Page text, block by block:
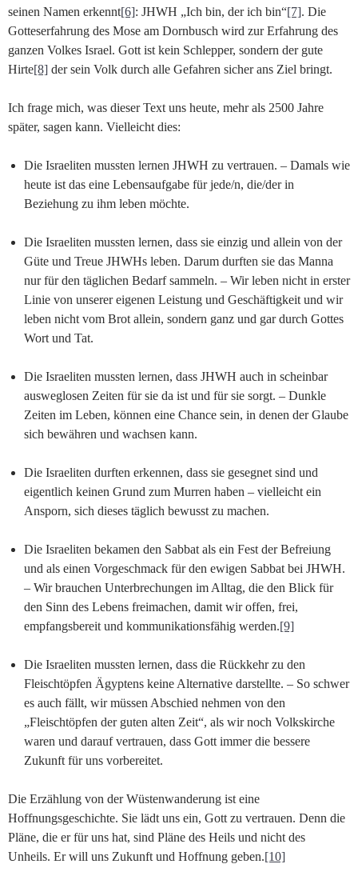
seinen Namen erkennt[6]: JHWH „Ich bin, der ich bin“[7]. Die
Gotteserfahrung des Mose am Dornbusch wird zur Erfahrung des
ganzen Volkes Israel. Gott ist kein Schlepper, sondern der gute
Hirte[8] der sein Volk durch alle Gefahren sicher ans Ziel bringt.
Ich frage mich, was dieser Text uns heute, mehr als 2500 Jahre
später, sagen kann. Vielleicht dies:
Die Israeliten mussten lernen JHWH zu vertrauen. – Damals wie
heute ist das eine Lebensaufgabe für jede/n, die/der in
Beziehung zu ihm leben möchte.
Die Israeliten mussten lernen, dass sie einzig und allein von der
Güte und Treue JHWHs leben. Darum durften sie das Manna
nur für den täglichen Bedarf sammeln. – Wir leben nicht in erster
Linie von unserer eigenen Leistung und Geschäftigkeit und wir
leben nicht vom Brot allein, sondern ganz und gar durch Gottes
Wort und Tat.
Die Israeliten mussten lernen, dass JHWH auch in scheinbar
ausweglosen Zeiten für sie da ist und für sie sorgt. – Dunkle
Zeiten im Leben, können eine Chance sein, in denen der Glaube
sich bewähren und wachsen kann.
Die Israeliten durften erkennen, dass sie gesegnet sind und
eigentlich keinen Grund zum Murren haben – vielleicht ein
Ansporn, sich dieses täglich bewusst zu machen.
Die Israeliten bekamen den Sabbat als ein Fest der Befreiung
und als einen Vorgeschmack für den ewigen Sabbat bei JHWH.
– Wir brauchen Unterbrechungen im Alltag, die den Blick für
den Sinn des Lebens freimachen, damit wir offen, frei,
empfangsbereit und kommunikationsfähig werden.[9]
Die Israeliten mussten lernen, dass die Rückkehr zu den
Fleischtöpfen Ägyptens keine Alternative darstellte. – So schwer
es auch fällt, wir müssen Abschied nehmen von den
„Fleischtöpfen der guten alten Zeit“, als wir noch Volkskirche
waren und darauf vertrauen, dass Gott immer die bessere
Zukunft für uns vorbereitet.
Die Erzählung von der Wüstenwanderung ist eine
Hoffnungsgeschichte. Sie lädt uns ein, Gott zu vertrauen. Denn die
Pläne, die er für uns hat, sind Pläne des Heils und nicht des
Unheils. Er will uns Zukunft und Hoffnung geben.[10]